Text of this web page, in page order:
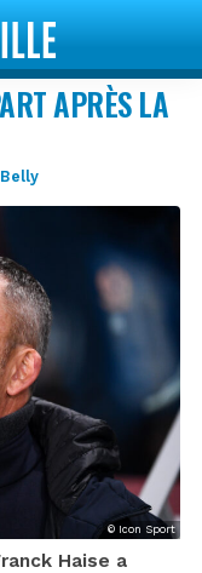
APRÈS LA
© Icon Sport
Haise a